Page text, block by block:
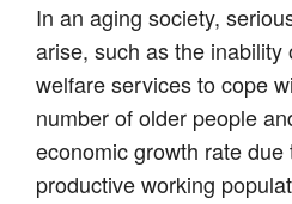
In an aging society,
arise, such as the inability
welfare services to cope
number of older people
economic growth rate
productive working